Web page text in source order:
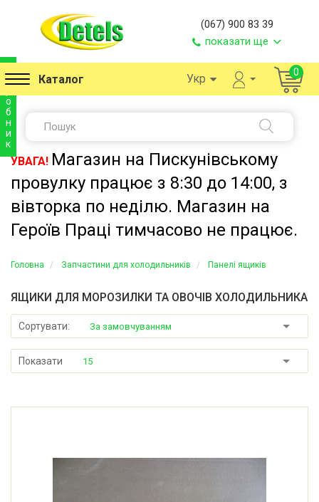
(067) 900 83 39
показати ще
Каталог Укр 0
УВАГА! Магазин на Пискунівському
провулку працює з 8:30 до 14:00, з
вівторка по неділю. Магазин на
Героїв Праці тимчасово не працює.
Головна Запчастини для холодильників Панелі ящиків
ЯЩИКИ ДЛЯ МОРОЗИЛКИ ТА ОВОЧІВ ХОЛОДИЛЬНИКА
Сортувати: За замовчуванням
Показати 15
и
о
б
н
и
к